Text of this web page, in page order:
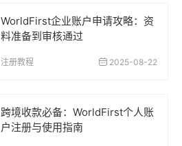
WorldFirst企业账户申请攻略：资
料准备到审核通过
注册教程 2025-08-22
跨境收款必备：WorldFirst个人账
户注册与使用指南